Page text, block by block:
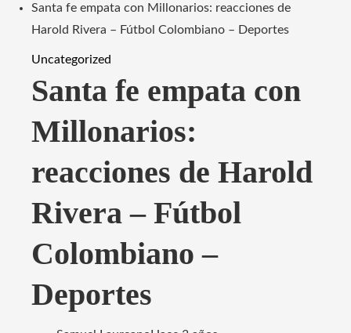
Santa fe empata con Millonarios: reacciones de
Harold Rivera – Fútbol Colombiano – Deportes
Uncategorized
Santa fe empata con
Millonarios:
reacciones de Harold
Rivera – Fútbol
Colombiano –
Deportes